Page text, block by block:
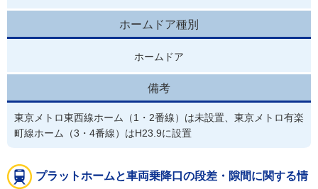
ホームドア種別
ホームドア
備考
東京メトロ東西線ホーム（1・2番線）は未設置、東京メトロ有楽
町線ホーム（3・4番線）はH23.9に設置
プラットホームと車両乗降口の段差・隙間に関する情